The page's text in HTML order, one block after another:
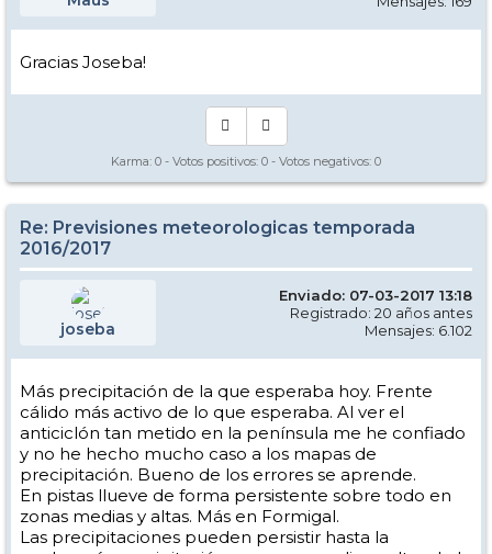
Gracias Joseba!
Karma: 0 - Votos positivos: 0 - Votos negativos: 0
Re: Previsiones meteorologicas temporada
2016/2017
joseba
Enviado: 07-03-2017 13:18
Registrado: 20 años antes
Mensajes: 6.102
Más precipitación de la que esperaba hoy. Frente
cálido más activo de lo que esperaba. Al ver el
anticiclón tan metido en la península me he confiado
y no he hecho mucho caso a los mapas de
precipitación. Bueno de los errores se aprende.
En pistas llueve de forma persistente sobre todo en
zonas medias y altas. Más en Formigal.
Las precipitaciones pueden persistir hasta la